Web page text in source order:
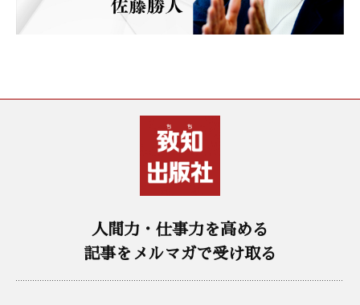
人間力・仕事力を高める
記事をメルマガで受け取る